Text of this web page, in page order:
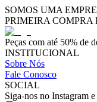
SOMOS UMA
PRIMEIRA COMPRA
Peças com até 50% de
INSTITUCIONAL
Sobre Nós
Fale Conosco
SOCIAL
Siga-nos no Instagram